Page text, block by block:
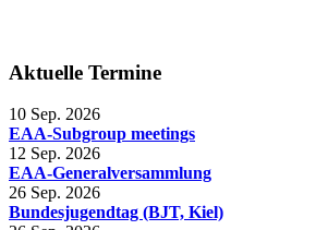
Aktuelle Termine
10 Sep. 2026
EAA-Subgroup meetings
12 Sep. 2026
EAA-Generalversammlung
26 Sep. 2026
Bundesjugendtag (BJT, Kiel)